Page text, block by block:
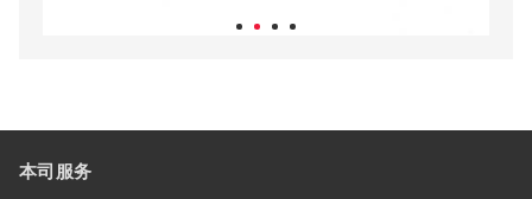
本司服务